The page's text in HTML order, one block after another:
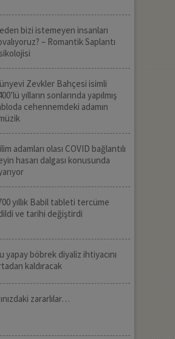
bizi istemeyen insanları
– Romantik Saplantı
Zevkler Bahçesi isimli
yılların sonlarında yapılmış
cehennemdeki adamın
adamları olası COVID bağlantılı
hasarı dalgası konusunda
yıllık Babil tableti tercüme
ve tarihi değiştirdi
yapay böbrek diyaliz ihtiyacını
kaldıracak
zararlılar…